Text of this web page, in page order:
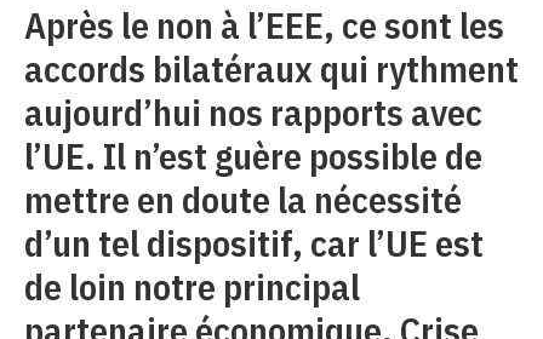
Après le non à l’EEE, ce sont les
accords bilatéraux qui rythment
aujourd’hui nos rapports avec
l’UE. Il n’est guère possible de
mettre en doute la nécessité
d’un tel dispositif, car l’UE est
de loin notre principal